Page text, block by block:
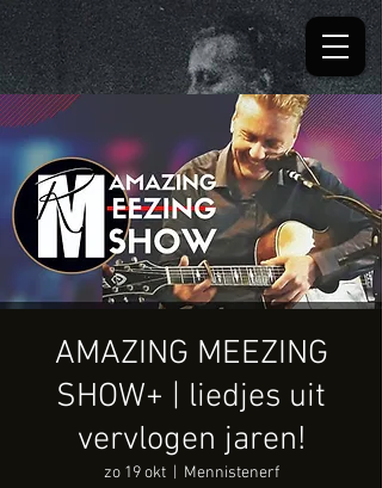
AMAZING MEEZING
SHOW+ | liedjes uit
vervlogen jaren!
zo 19 okt
  |
Mennistenerf